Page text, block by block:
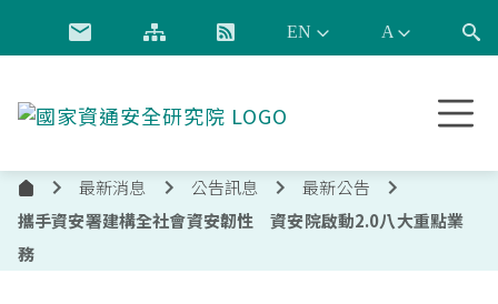
跳到主要內容
通
安
研
首
頁
最新消息 公告訊息
最新公告
攜手資安署建構全社會資安韌性 資安院啟動2.0八大重點業
務